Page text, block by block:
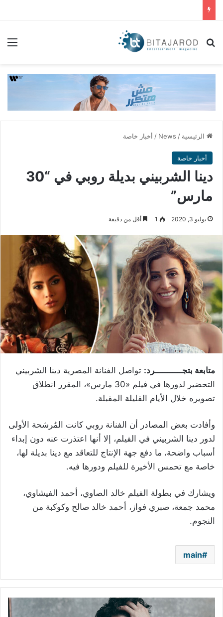
بحث عن
الرئيسية /
News
/ أخبار خاصة
أخبار خاصة
دينا الشربيني بديلة روبي في “30
مارس”
يوليو 3, 2020 1 أقل من دقيقة
متابعة بتجـــــــــــرد: تواصل الفنانة المصرية دينا الشربيني
التحضير لدورها في فيلم «30 مارس»، المقرر انطلاق
تصويره خلال الأيام القليلة المقبلة.
وأفادت بعض المصادر أن الفنانة روبي كانت المُرشحة الأولى
لدور دينا الشربيني في الفيلم، إلا أنها اعتذرت عنه دون إبداء
أسباب واضحة، ما دفع جهة الإنتاج للتعاقد مع دينا بديلة لها،
خاصة مع تحمس الأخيرة للفيلم ودورها فيه.
ويشارك في بطولة الفيلم خالد الصاوي، أحمد الفيشاوي،
محمد جمعة، صبري فواز، أحمد خالد صالح وكوكبة من
النجوم.
main